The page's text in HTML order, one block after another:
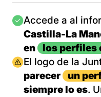
Imagen
Accede a al
Castilla-La
en
los perfiles
Imagen
El logo de la
parecer
un
siempre lo es.